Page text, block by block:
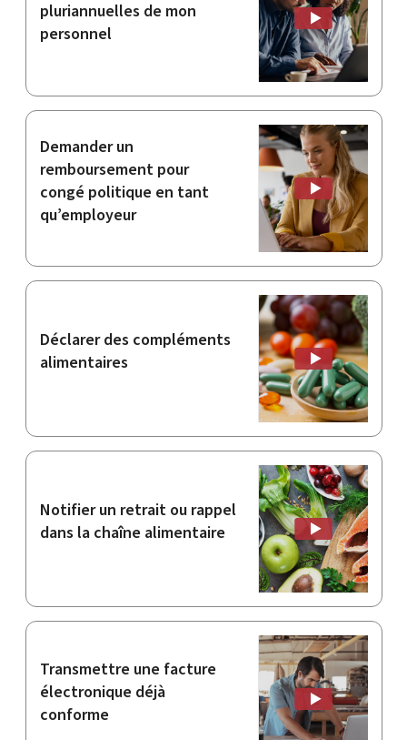
pluriannuelles de mon
personnel
Demander un
remboursement pour
congé politique en tant
qu’employeur
Déclarer des compléments
alimentaires
Notifier un retrait ou rappel
dans la chaîne alimentaire
Transmettre une facture
électronique déjà
conforme